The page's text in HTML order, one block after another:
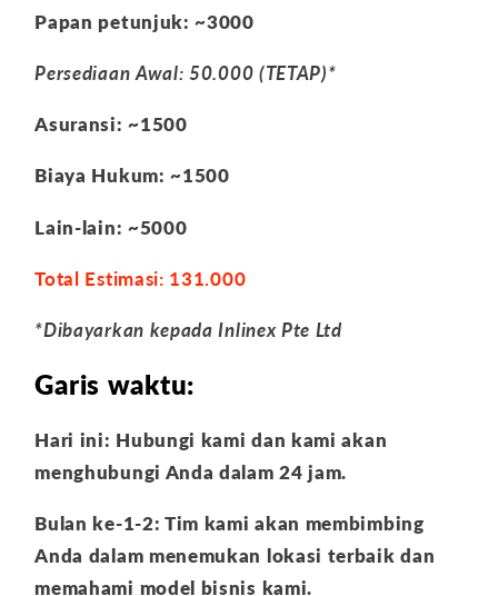
Papan petunjuk: ~3000
Persediaan Awal: 50.000 (TETAP)*
Asuransi: ~1500
Biaya Hukum: ~1500
Lain-lain: ~5000
Total Estimasi: 131.000
*Dibayarkan kepada Inlinex Pte Ltd
Garis waktu:
Hari ini: Hubungi kami dan kami akan
menghubungi Anda dalam 24 jam.
Bulan ke-1-2: Tim kami akan membimbing
Anda dalam menemukan lokasi terbaik dan
memahami model bisnis kami.